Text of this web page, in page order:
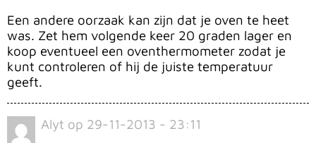
Een andere oorzaak kan zijn dat je oven te heet
was. Zet hem volgende keer 20 graden lager en
koop eventueel een oventhermometer zodat je
kunt controleren of hij de juiste temperatuur
geeft.
Alyt op 29-11-2013 - 23:11